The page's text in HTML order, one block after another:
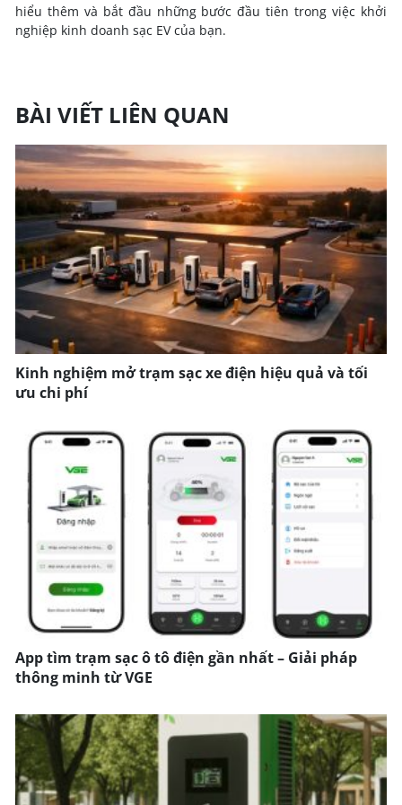
hiểu thêm và bắt đầu những bước đầu tiên trong việc khởi
nghiệp kinh doanh sạc EV của bạn.
BÀI VIẾT LIÊN QUAN
Kinh nghiệm mở trạm sạc xe điện hiệu quả và tối
ưu chi phí
App tìm trạm sạc ô tô điện gần nhất – Giải pháp
thông minh từ VGE